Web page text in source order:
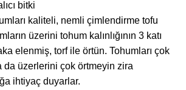
bitki
kaliteli, nemli çimlendirme tofu
üzerini tohum kalınlığının 3 katı
elenmiş, torf ile örtün. Tohumları çok
da üzerlerini çok örtmeyin zira
ihtiyaç duyarlar.